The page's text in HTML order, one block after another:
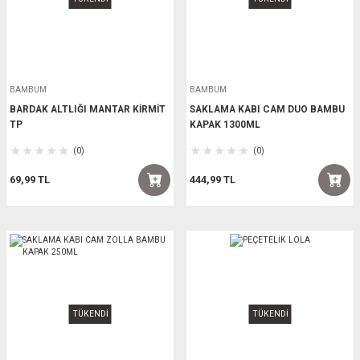
BAMBUM
BARDAK ALTLIĞI MANTAR KİRMİT
TP
(0)
69,99 TL
BAMBUM
SAKLAMA KABI CAM DUO BAMBU
KAPAK 1300ML
(0)
444,99 TL
TÜKENDİ TÜKENDİ